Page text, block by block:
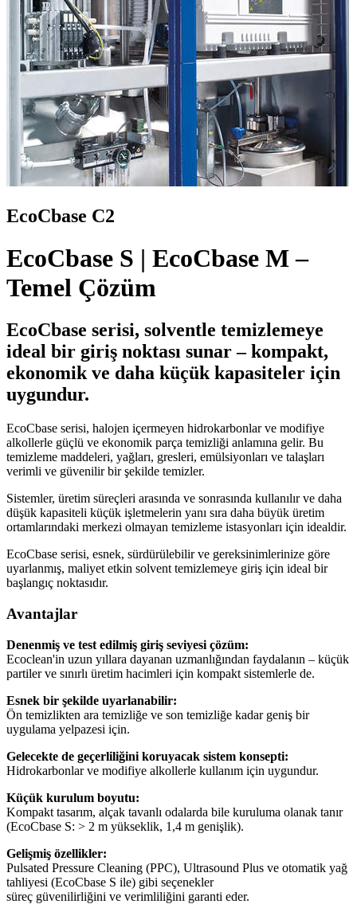
EcoCbase C2
EcoCbase S | EcoCbase M –
Temel Çözüm
EcoCbase serisi, solventle temizlemeye
ideal bir giriş noktası sunar – kompakt,
ekonomik ve daha küçük kapasiteler için
uygundur.
EcoCbase serisi, halojen içermeyen hidrokarbonlar ve modifiye
alkollerle güçlü ve ekonomik parça temizliği anlamına gelir. Bu
temizleme maddeleri, yağları, gresleri, emülsiyonları ve talaşları
verimli ve güvenilir bir şekilde temizler.
Sistemler, üretim süreçleri arasında ve sonrasında kullanılır ve daha
düşük kapasiteli küçük işletmelerin yanı sıra daha büyük üretim
ortamlarındaki merkezi olmayan temizleme istasyonları için idealdir.
EcoCbase serisi, esnek, sürdürülebilir ve gereksinimlerinize göre
uyarlanmış, maliyet etkin solvent temizlemeye giriş için ideal bir
başlangıç noktasıdır.
Avantajlar
Denenmiş ve test edilmiş giriş seviyesi çözüm:
Ecoclean'in uzun yıllara dayanan uzmanlığından faydalanın – küçük
partiler ve sınırlı üretim hacimleri için kompakt sistemlerle de.
Esnek bir şekilde uyarlanabilir:
Ön temizlikten ara temizliğe ve son temizliğe kadar geniş bir
uygulama yelpazesi için.
Gelecekte de geçerliliğini koruyacak sistem konsepti:
Hidrokarbonlar ve modifiye alkollerle kullanım için uygundur.
Küçük kurulum boyutu:
Kompakt tasarım, alçak tavanlı odalarda bile kuruluma olanak tanır
(EcoCbase S: > 2 m yükseklik, 1,4 m genişlik).
Gelişmiş özellikler:
Pulsated Pressure Cleaning (PPC), Ultrasound Plus ve otomatik yağ
tahliyesi (EcoCbase S ile) gibi seçenekler
süreç güvenilirliğini ve verimliliğini garanti eder.